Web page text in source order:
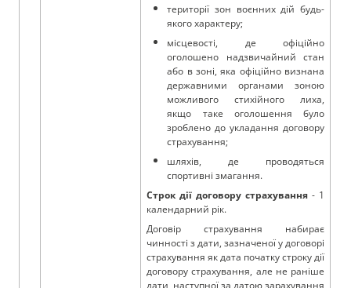
території зон воєнних дій будь-
якого характеру;
місцевості, де офіційно
оголошено надзвичайний стан
або в зоні, яка офіційно визнана
державними органами зоною
можливого стихійного лиха,
якщо таке оголошення було
зроблено до укладання договору
страхування;
шляхів, де проводяться
спортивні змагання.
Строк дії договору страхування - 1
календарний рік.
Договір страхування набирає
чинності з дати, зазначеної у договорі
страхування як дата початку строку дії
договору страхування, але не раніше
дати, наступної за датою зарахування